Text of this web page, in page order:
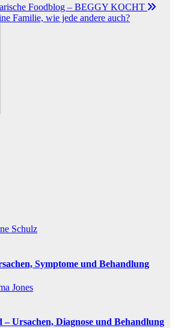
Foodblog – BEGGY KOCHT
Familie, wie jede andere auch?
Schulz
Symptome und Behandlung
Jones
Ursachen, Diagnose und Behandlung